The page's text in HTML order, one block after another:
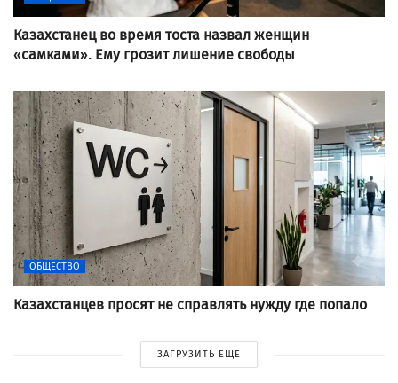
Казахстанец во время тоста назвал женщин
«самками». Ему грозит лишение свободы
ОБЩЕСТВО
Казахстанцев просят не справлять нужду где попало
ЗАГРУЗИТЬ ЕЩЕ